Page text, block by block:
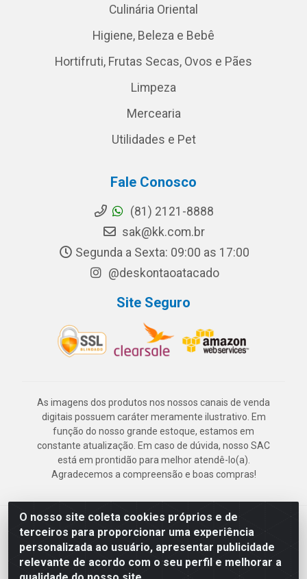
O nosso site coleta cookies próprios e de
terceiros para proporcionar uma experiência
personalizada ao usuário, apresentar publicidade
relevante de acordo com o seu perfil e melhorar a
Culinária Oriental
Higiene, Beleza e Bebê
Hortifruti, Frutas Secas, Ovos e Pães
Limpeza
Mercearia
Utilidades e Pet
Fale Conosco
(81) 2121-8888
sak@kk.com.br
Segunda a Sexta: 09:00 as 17:00
@deskontaoatacado
Site Seguro
As imagens dos produtos nos nossos canais de venda
digitais possuem caráter meramente ilustrativo. Em
função do nosso grande estoque, estamos em
constante atualização. Em caso de dúvida, nosso SAC
está em prontidão para melhor atendê-lo(a).
Agradecemos a compreensão e boas compras!
Deskontão Atacado - Av. Marechal Mascarenhas de Morais, 2471 -
Imbiribeira - Recife/PE - CEP 51.150-001 - CNPJ 24.150.377/0003-
57